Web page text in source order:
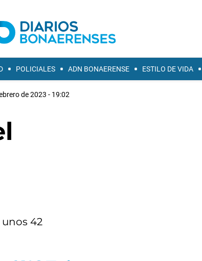
POLICIALES ADN BONAERENSE ESTILO DE VIDA
de 2023 - 19:02
unos 42